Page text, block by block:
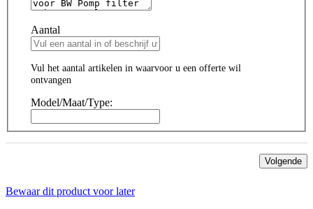
Aantal
Vul het aantal artikelen in waarvoor u een offerte wil
ontvangen
Model/Maat/Type:
Volgende
Bewaar dit product voor later